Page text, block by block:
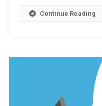
Continue Reading